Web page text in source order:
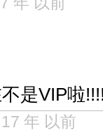
是VIP啦
17 年 以前